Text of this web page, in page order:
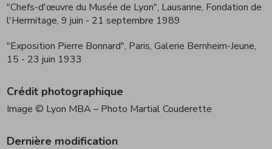
"Chefs-d'œuvre du Musée de Lyon", Lausanne, Fondation de
l'Hermitage, 9 juin - 21 septembre 1989
"Exposition Pierre Bonnard", Paris, Galerie Bernheim-Jeune,
15 - 23 juin 1933
Crédit photographique
Image © Lyon MBA – Photo Martial Couderette
Dernière modification